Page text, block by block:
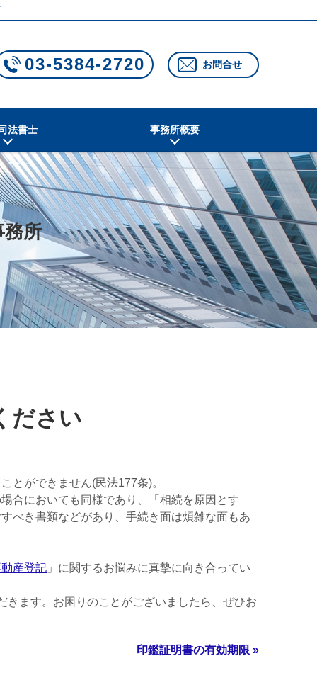
03-5384-2720 お問合せ
法書士 事務所概要
所
ださい
とができません(民法177条)。
合においても同様であり、「相続を原因とす
べき書類などがあり、手続き面は煩雑な面もあ
産登記 」に関するお悩みに真摯に向き合ってい
ます。お困りのことがございましたら、ぜひお
印鑑証明書の有効期限 »